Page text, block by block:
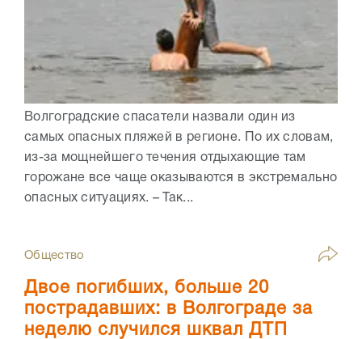
Волгоградские спасатели назвали один из
самых опасных пляжей в регионе. По их словам,
из-за мощнейшего течения отдыхающие там
горожане все чаще оказываются в экстремально
опасных ситуациях. – Так...
Общество
Двое погибших, больше 20
пострадавших: в Волгограде за
неделю случился шквал ДТП